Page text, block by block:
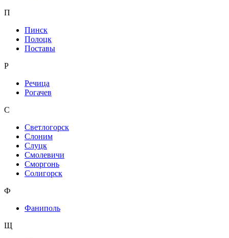
П
Пинск
Полоцк
Поставы
Р
Речица
Рогачев
С
Светлогорск
Слоним
Слуцк
Смолевичи
Сморгонь
Солигорск
Ф
Фаниполь
Щ